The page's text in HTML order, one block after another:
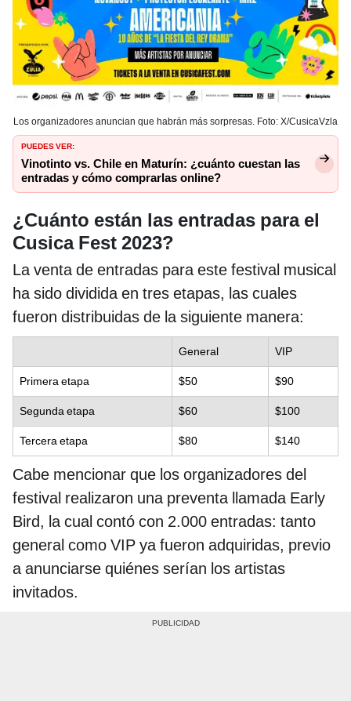
Los organizadores anuncian que habrán más sorpresas. Foto: X/CusicaVzla
PUEDES VER:
Vinotinto vs. Chile en Maturín: ¿cuánto cuestan las
entradas y cómo comprarlas online?
¿Cuánto están las entradas para el
Cusica Fest 2023?
La venta de entradas para este festival musical
ha sido dividida en tres etapas, las cuales
fueron distribuidas de la siguiente manera:
General VIP
Primera etapa $50 $90
Segunda etapa $60 $100
Tercera etapa $80 $140
Cabe mencionar que los organizadores del
festival realizaron una preventa llamada Early
Bird, la cual contó con 2.000 entradas: tanto
general como VIP ya fueron adquiridas, previo
a anunciarse quiénes serían los artistas
invitados.